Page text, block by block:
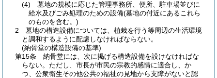
(4)
墓地の規模に応じた管理事務所、便所、駐車場並びに
給水及びごみ処理のための設備(墓地の付近にあるこれら
のものを含む。)
2
墓地の構造設備については、植栽を行う等周辺の生活環境
と調和するように配慮しなければならない。
(納骨堂の構造設備の基準)
第15条
納骨堂には、次に掲げる構造設備を設けなければな
らない。 ただし、市長が市民の宗教的感情に適合し、か
つ、公衆衛生その他公共の福祉の見地から支障がないと認